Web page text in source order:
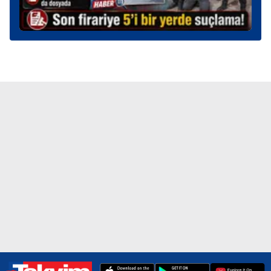
kullanılmaktadır. Diğer çerezler, sitemizin daha işlevsel
kılınması ve kişiselleştirilmesi ve sizlere yönelik
reklam/pazarlama faaliyetlerinin yapılması, amaçlarıyla